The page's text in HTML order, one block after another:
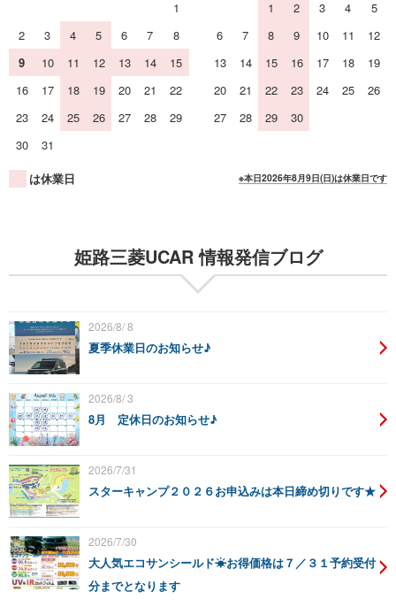
姫路三菱UCAR 情報発信ブログ
2026/8/ 8
夏季休業日のお知らせ♪
2026/8/ 3
8月 定休日のお知らせ♪
2026/7/31
スターキャンプ２０２６お申込みは本日締め切りです★
2026/7/30
大人気エコサンシールド☀お得価格は７／３１予約受付
分までとなります